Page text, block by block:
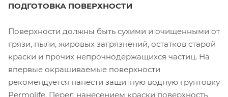
ПОДГОТОВКА ПОВЕРХНОСТИ
Поверхности должны быть сухими и очищенными от
грязи, пыли, жировых загрязнений, остатков старой
краски и прочих непрочнодержащихся частиц. На
впервые окрашиваемые поверхности
рекомендуется нанести защитную водную грунтовку
Permolife. Перед нанесением краски поверхность